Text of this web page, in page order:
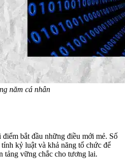
năm cá nhân
điểm bắt đầu những điều mới mẻ. Số
kỷ luật và khả năng tổ chức để
tảng vững chắc cho tương lai.